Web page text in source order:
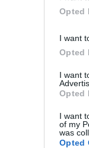
Opted
I want
Opted
I want
Opted
I want
of my
was
Opted